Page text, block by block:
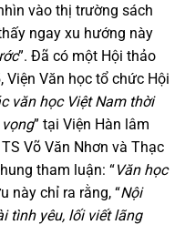
vào thị trường sách
ngay xu hướng này
”. Đã có một Hội thảo
Văn học tổ chức Hội
văn học Việt Nam thời
” tại Viện Hàn lâm
Võ Văn Nhơn và Thạc
tham luận: “Văn học
này chỉ ra rằng, “Nội
tình yêu, lối viết lãng